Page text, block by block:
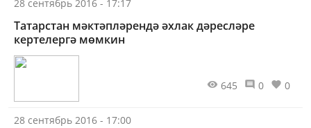
28 сентябрь 2016 - 17:17
Татарстан мәктәпләрендә әхлак дәресләре
кертелергә мөмкин
645 0 0
28 сентябрь 2016 - 17:00